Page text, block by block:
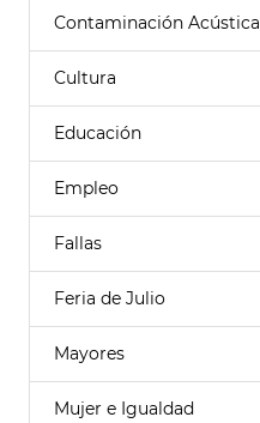
Contaminación Acústica
Cultura
Educación
Empleo
Fallas
Feria de Julio
Mayores
Mujer e Igualdad